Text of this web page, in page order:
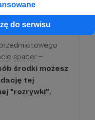
do serwisu
4-
spacer –
środki możesz
tej
"rozrywki".